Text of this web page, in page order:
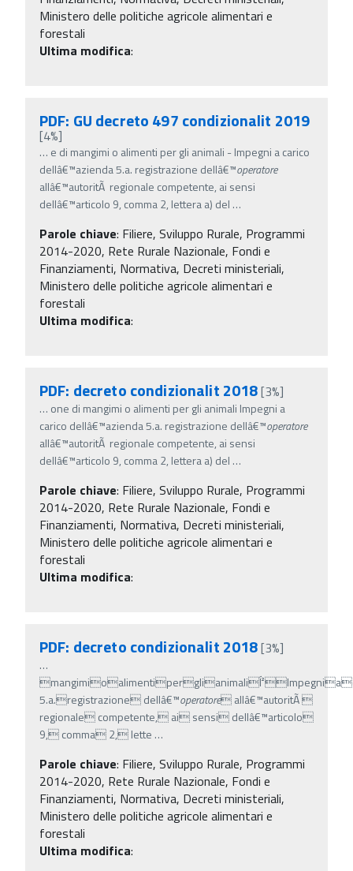
Ministero delle politiche agricole alimentari e
forestali
Ultima modifica:
PDF: GU decreto 497 condizionalit 2019
[4%]
… e di mangimi o alimenti per gli animali - Impegni a carico
dellâ€™azienda 5.a. registrazione dellâ€™operatore
allâ€™autoritÃ regionale competente, ai sensi
dellâ€™articolo 9, comma 2, lettera a) del …
Parole chiave: Filiere, Sviluppo Rurale, Programmi
2014-2020, Rete Rurale Nazionale, Fondi e
Finanziamenti, Normativa, Decreti ministeriali,
Ministero delle politiche agricole alimentari e
forestali
Ultima modifica:
PDF: decreto condizionalit 2018[3%]
… one di mangimi o alimenti per gli animali Impegni a
carico dellâ€™azienda 5.a. registrazione dellâ€™operatore
allâ€™autoritÃ regionale competente, ai sensi
dellâ€™articolo 9, comma 2, lettera a) del …
Parole chiave: Filiere, Sviluppo Rurale, Programmi
2014-2020, Rete Rurale Nazionale, Fondi e
Finanziamenti, Normativa, Decreti ministeriali,
Ministero delle politiche agricole alimentari e
forestali
Ultima modifica:
PDF: decreto condizionalit 2018[3%]
…
5.a.registrazione dellâ€™operatore allâ€™autoritÃ 
regionale competente, ai sensi dellâ€™articolo
9, comma 2, lette …
Parole chiave: Filiere, Sviluppo Rurale, Programmi
2014-2020, Rete Rurale Nazionale, Fondi e
Finanziamenti, Normativa, Decreti ministeriali,
Ministero delle politiche agricole alimentari e
forestali
Ultima modifica: